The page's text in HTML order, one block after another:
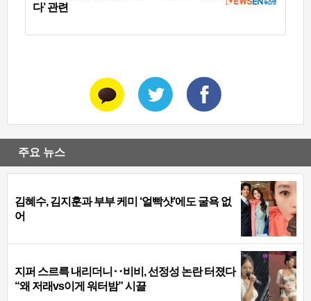
다’ 관련
주요 뉴스
김혜수, 김지훈과 부부 케미 ‘얼빡샷’에도 굴욕 없
어
지퍼 스르륵 내리더니‥비비, 선정성 논란 터졌다
“왜 저래vs이게 워터밤” 시끌